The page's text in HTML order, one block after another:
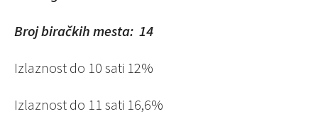
Broj biračkih mesta: 14
Izlaznost do 10 sati 12%
Izlaznost do 11 sati 16,6%